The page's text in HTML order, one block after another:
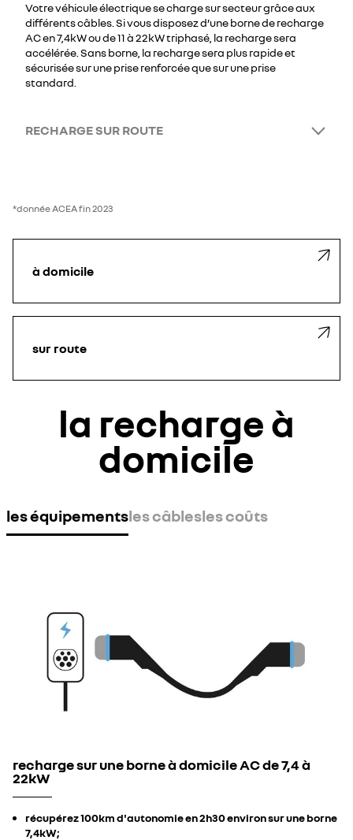
Votre véhicule électrique se charge sur secteur grâce aux
différents câbles. Si vous disposez d’une borne de recharge
AC en 7,4kW ou de 11 à 22kW triphasé, la recharge sera
accélérée. Sans borne, la recharge sera plus rapide et
sécurisée sur une prise renforcée que sur une prise
standard.
RECHARGE SUR ROUTE
*donnée ACEA fin 2023
à domicile
sur route
la recharge à
domicile
les équipementsles câblesles coûts
recharge sur une borne à domicile AC de 7,4 à
22kW​ ​
récupérez 100km d'autonomie en 2h30 environ sur une borne
7,4kW​;